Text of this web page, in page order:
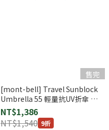
售完
[mont-bell] Travel Sunblock
Umbrella 55 輕量抗UV折傘 淺
灰 (1128812)
NT$1,386
NT$1,540 9折